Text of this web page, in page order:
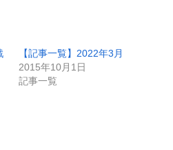
【記事一覧】2022年3月
2015年10月1日
記事一覧